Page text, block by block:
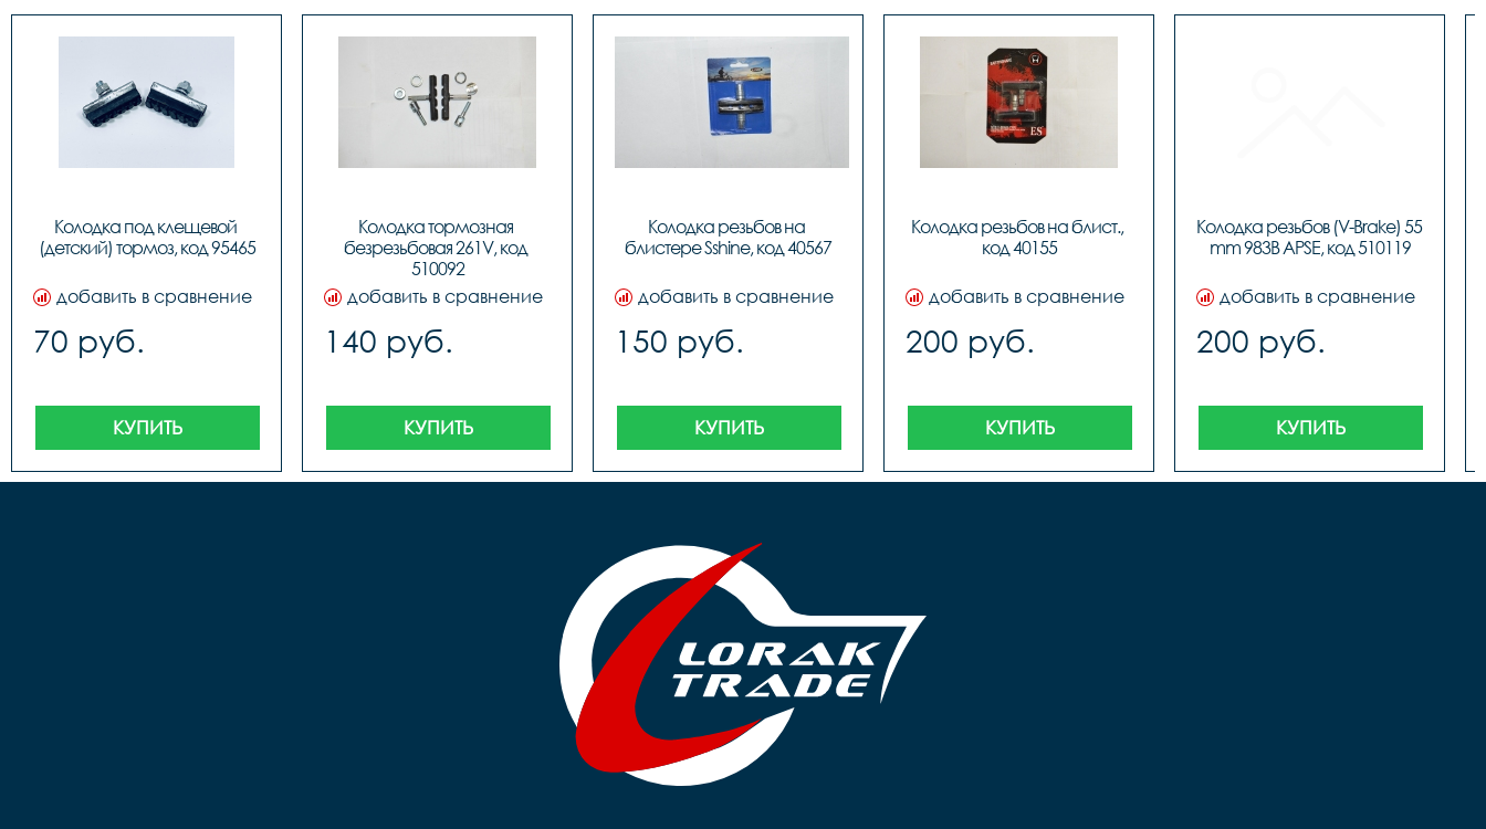
Колодка под клещевой
(детский) тормоз, код 95465
добавить в сравнение
70 руб.
КУПИТЬ
Колодка тормозная
безрезьбовая 261V, код
510092
добавить в сравнение
140 руб.
КУПИТЬ
Колодка резьбов на
блистере Sshine, код 40567
добавить в сравнение
150 руб.
КУПИТЬ
Колодка резьбов на блист.,
код 40155
добавить в сравнение
200 руб.
КУПИТЬ
Колодка резьбов (V-Brake) 55
mm 983B APSE, код 510119
добавить в сравнение
200 руб.
КУПИТЬ